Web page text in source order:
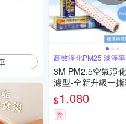
高效淨化PM25 濾淨
3M PM2.5空氣淨
濾型-全新升級一
cm(適用冷氣/清淨
$1,080
券